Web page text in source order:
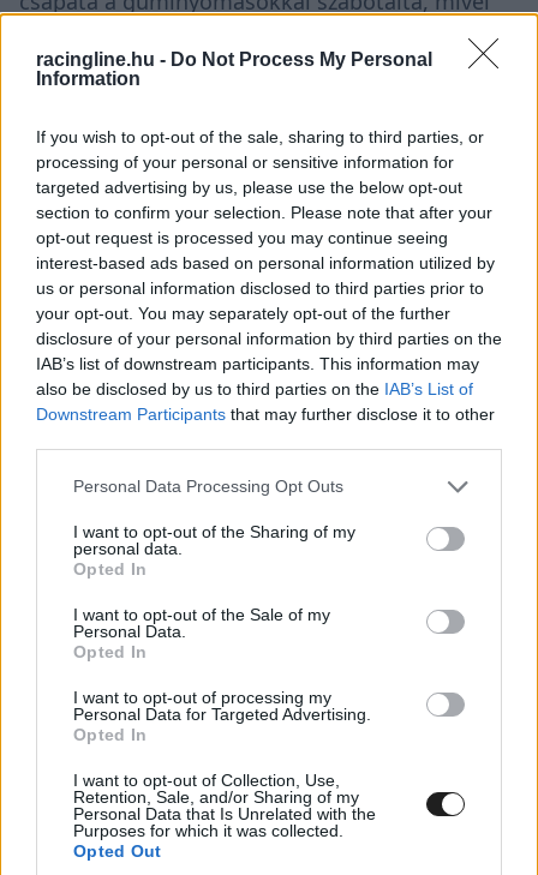
racingline.hu - Do Not Process My Personal
Information
If you wish to opt-out of the sale, sharing to third parties, or
processing of your personal or sensitive information for
targeted advertising by us, please use the below opt-out
section to confirm your selection. Please note that after your
opt-out request is processed you may continue seeing
interest-based ads based on personal information utilized by
us or personal information disclosed to third parties prior to
your opt-out. You may separately opt-out of the further
disclosure of your personal information by third parties on the
IAB’s list of downstream participants. This information may
also be disclosed by us to third parties on the IAB’s List of
Downstream Participants that may further disclose it to other
Please note that this website/app uses one or more Google
not limited to your visit or usage behaviour. You may click to
grant or deny consent to Google and its third-party tags to
use your data for below specified purposes in below Google
consent section.
Personal Data Processing Opt Outs
I want to opt-out of the Sharing of my
personal data.
Opted In
I want to opt-out of the Sale of my
Personal Data.
Opted In
I want to opt-out of processing my
Personal Data for Targeted Advertising.
Opted In
I want to opt-out of Collection, Use,
Retention, Sale, and/or Sharing of my
Personal Data that Is Unrelated with the
Purposes for which it was collected.
Opted Out
nem létezhet olyan ember a földön, aki azonos
autóval fél másodpercet ad neki egyetlen kör
Hamilton a Kínai Nagydíj megnyerésével
bebiztosíthatta volna a vb-címet
A versenyen aztán Hamilton mindenkit állva